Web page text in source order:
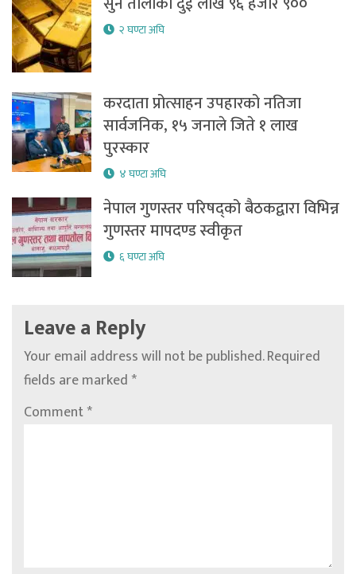
२ घण्टा अघि
करदाता प्रोत्साहन उपहारको नतिजा
सार्वजनिक, १५ जनाले जिते १ लाख
पुरस्कार
४ घण्टा अघि
नेपाल गुणस्तर परिषद्को बैठकद्वारा विभिन्न
गुणस्तर मापदण्ड स्वीकृत
६ घण्टा अघि
Leave a Reply
Your email address will not be published.Required
fields are marked*
Comment*